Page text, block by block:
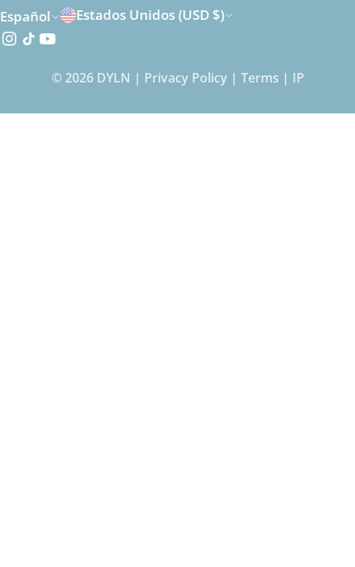
I
d
m
Español P
í
/
Estados Unidos (USD $)
Instagram
Tik YouTube
© 2026 DYLN | Privacy Policy| Terms | IP